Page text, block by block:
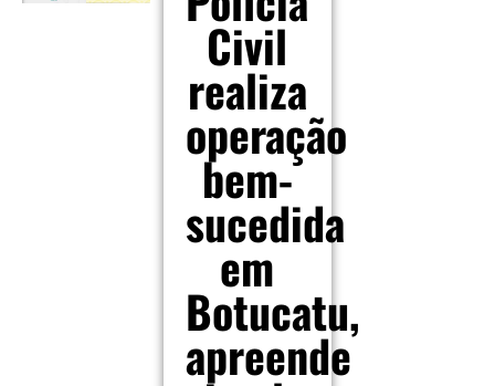
Civil
realiza
operação
bem-
sucedida
em
Botucatu,
apreende